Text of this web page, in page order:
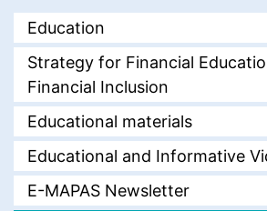
Education
Strategy for Financial
Financial Inclusion
Educational materials
Educational and Informative
E-MAPAS Newsletter